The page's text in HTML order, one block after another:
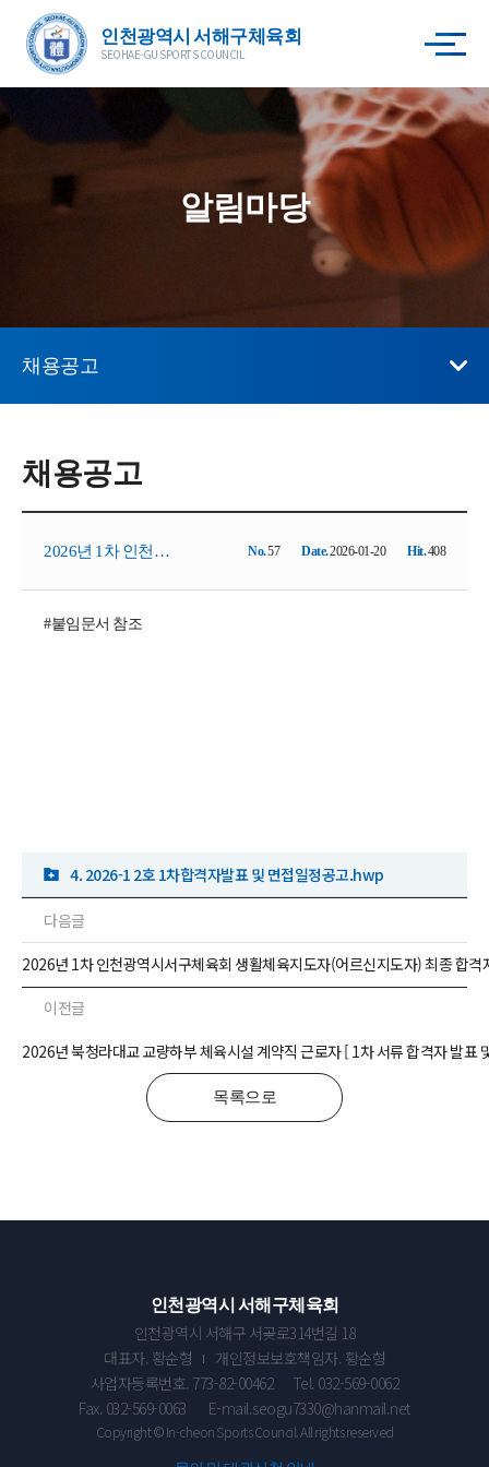
인천광역시 서해구체육회
SEOHAE-GU SPORTS COUNCIL
알림마당
채용공고
채용공고
2026년 1차 인천광
역시서구체육회 생
No.57 Date.2026-01-20 Hit.408
#붙임문서 참조
4. 2026-1 2호 1차합격자발표 및 면접일정공고.hwp
다음글
2026년 1차 인천광역시서구체육회 생활체육지도자(어르신지도자) 최종 합격
이전글
2026년 북청라대교 교량하부 체육시설 계약직 근로자 [ 1차 서류 합격자 발표
목록으로
인천광역시 서해구체육회
인천광역시 서해구 서곶로314번길 18
대표자. 황순형
개인정보보호책임자. 황순형
사업자등록번호. 773-82-00462
Tel. 032-569-0062
Fax. 032-569-0063
E-mail.seogu7330@hanmail.net
Copyright © In-cheon Sports Council. All rights reserved